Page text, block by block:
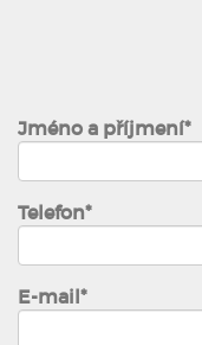
Jméno a příjmení*
Telefon*
E-mail*